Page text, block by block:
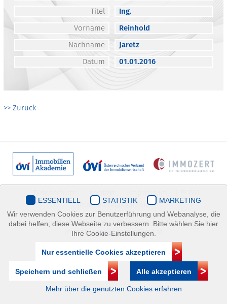
Titel
Ing.
Vorname
Reinhold
Nachname
Jaretz
Datum
01.01.2016
>> Zurück
Immobilienakademie
Mariahilfer Straße 116/2.OG/2 1070 Wien | +43(1)505 32 50 |
immobilienakademie@ovi.at
ESSENTIELL STATISTIK
MARKETING
Wir verwenden Cookies zur Benutzerführung und Webanalyse, die
dabei helfen, diese Webseite zu verbessern. Bitte wählen Sie hier
Ihre Cookie-Einstellungen.
Nur essentielle Cookies akzeptieren
Speichern und schließen Alle akzeptieren
Mehr über die genutzten Cookies erfahren